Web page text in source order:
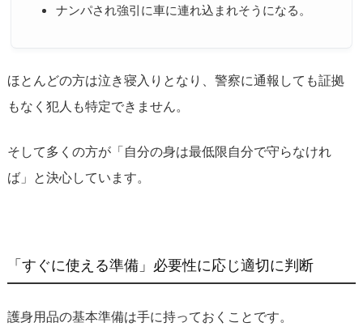
ナンパされ強引に車に連れ込まれそうになる。
ほとんどの方は泣き寝入りとなり、警察に通報しても証拠
もなく犯人も特定できません。
そして多くの方が「自分の身は最低限自分で守らなけれ
ば」と決心しています。
「すぐに使える準備」必要性に応じ適切に判断
護身用品の基本準備は手に持っておくことです。